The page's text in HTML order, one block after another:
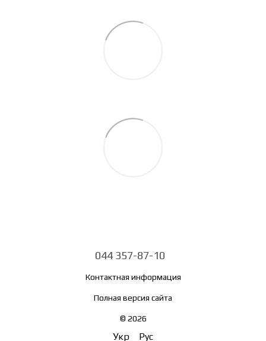
044 357-87-10
Контактная информация
Полная версия сайта
© 2026
Укр Рус